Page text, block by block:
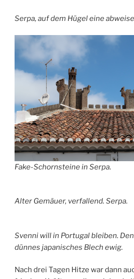
Serpa, auf dem Hügel eine
Fake-Schornsteine in Serpa.
Alter Gemäuer, verfallend. Serpa.
Svenni will in Portugal bleiben.
dünnes japanisches Blech ewig.
Nach drei Tagen Hitze war dann